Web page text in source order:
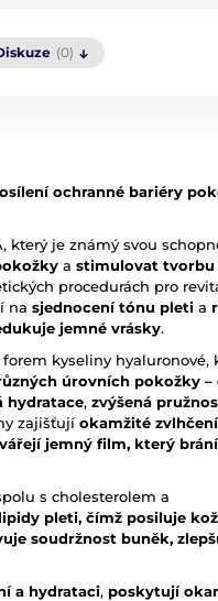
(0)
ochranné bariéry
který je známý svou
a stimulovat tvorbu
procedurách pro
na sjednocení tónu pleti a
jemné vrásky.
kyseliny hyaluronové,
úrovních pokožky –
hydratace, zvýšená
zajišťují okamžité zvlhčení
jemný film, který
s cholesterolem a
pleti, čímž posiluje
soudržnost buněk,
a hydrataci, poskytují